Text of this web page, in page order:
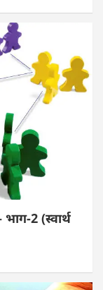
2 (स्वार्थ